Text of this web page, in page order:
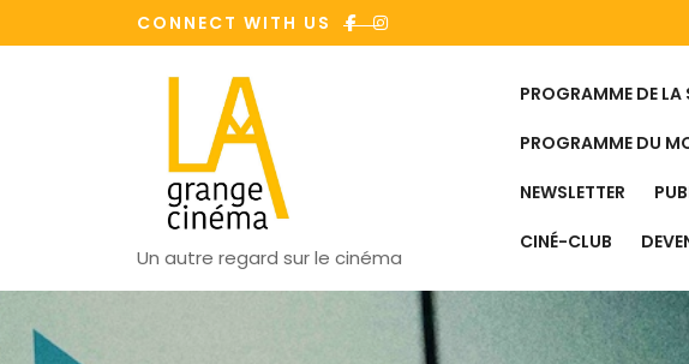
CONNECT WITH US
Un autre regard sur le cinéma
PROGRAMME DE LA
PROGRAMME DU
NEWSLETTER
CINÉ-CLUB